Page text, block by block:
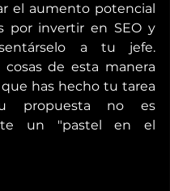
el aumento potencial
por invertir en SEO y
a tu jefe.
cosas de esta manera
has hecho tu tarea
propuesta no es
un "pastel en el